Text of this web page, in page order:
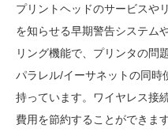
プリントヘッドのサービスや
を知らせる早期警告システム
リング機能で、プリンタの問
パラレル/イーサネットの同時
持っています。ワイヤレス接
費用を節約することができます